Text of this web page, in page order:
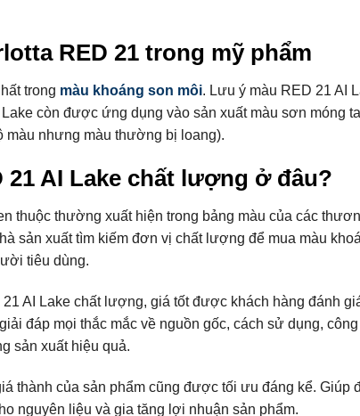
RED 21 trong mỹ phẩm
trong màu khoáng son môi. Lưu ý màu RED 21 AI
còn được ứng dụng vào sản xuất màu sơn móng
màu nhưng màu thường bị loang).
21 AI Lake chất lượng ở đâu?
thuộc thường xuất hiện trong bảng màu của các
sản xuất tìm kiếm đơn vị chất lượng để mua màu
tiêu dùng.
AI Lake chất lượng, giá tốt được khách hàng đánh
đáp mọi thắc mắc về nguồn gốc, cách sử dụng,
sản xuất hiệu quả.
thành của sản phẩm cũng được tối ưu đáng kể. Giúp
nguyên liệu và gia tăng lợi nhuận sản phẩm.